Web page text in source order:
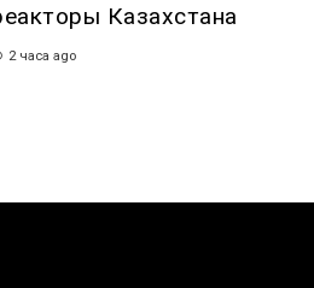
Казахстана
2 часа ago